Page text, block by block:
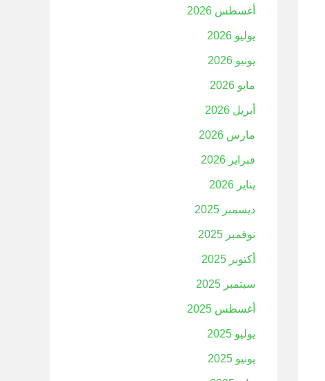
أغسطس 2026
يوليو 2026
يونيو 2026
مايو 2026
أبريل 2026
مارس 2026
فبراير 2026
يناير 2026
ديسمبر 2025
نوفمبر 2025
أكتوبر 2025
سبتمبر 2025
أغسطس 2025
يوليو 2025
يونيو 2025